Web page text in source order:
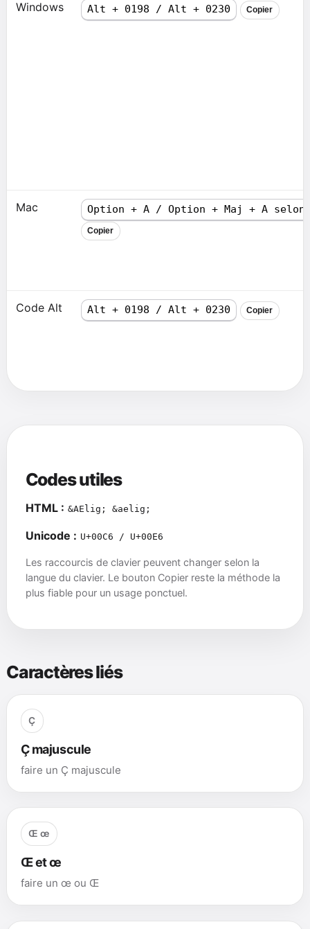
Windows Alt + 0198 / Alt + 0230 Copier
Mac Option + A / Option + Maj + A
Copier
Code Alt Alt + 0198 / Alt + 0230 Copier
Codes utiles
HTML : &AElig; &aelig;
Unicode : U+00C6 / U+00E6
Les raccourcis de clavier peuvent changer selon la
langue du clavier. Le bouton Copier reste la méthode la
plus fiable pour un usage ponctuel.
Caractères liés
Ç
Ç majuscule
faire un Ç majuscule
Œ œ
Œ et œ
faire un œ ou Œ